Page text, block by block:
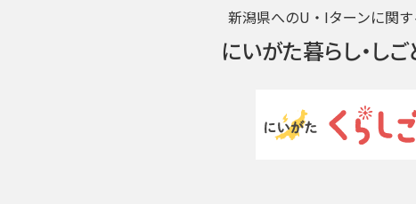
新潟県へのU・Iターンに関
にいがた暮らし・し